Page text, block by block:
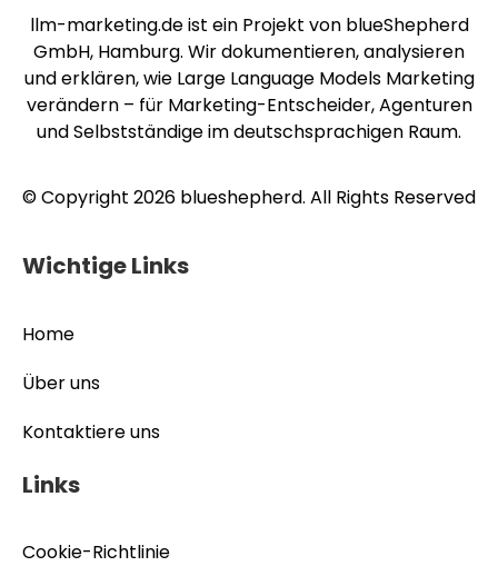
llm-marketing.de ist ein Projekt von blueShepherd
GmbH, Hamburg. Wir dokumentieren, analysieren
und erklären, wie Large Language Models Marketing
verändern – für Marketing-Entscheider, Agenturen
und Selbstständige im deutschsprachigen Raum.
© Copyright 2026 blueshepherd. All Rights Reserved
Wichtige Links
Home
Über uns
Kontaktiere uns
Links
Cookie-Richtlinie